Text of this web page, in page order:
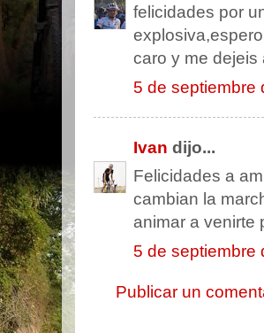
felicidades por
caro y me
5 de septiembre
Ivan dijo...
Felicidades a
cambian la
animar a venirte
5 de septiembre
Publicar un